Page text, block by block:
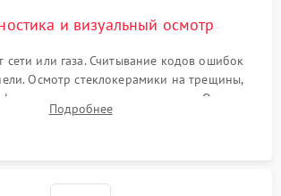
и визуальный осмотр
сети или газа. Считывание кодов ошибок
Осмотр стеклокерамики на трещины,
на равномерность нагрева. Опрос
(не включается, не видит посуду,
Подробнее